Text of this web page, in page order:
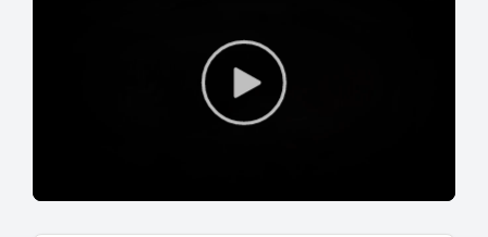
Play